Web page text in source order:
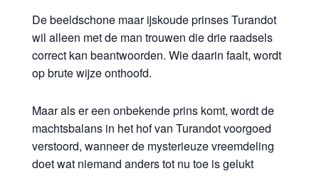
De beeldschone maar ijskoude prinses Turandot
wil alleen met de man trouwen die drie raadsels
correct kan beantwoorden. Wie daarin faalt, wordt
op brute wijze onthoofd.
Maar als er een onbekende prins komt, wordt de
machtsbalans in het hof van Turandot voorgoed
verstoord, wanneer de mysterieuze vreemdeling
doet wat niemand anders tot nu toe is gelukt